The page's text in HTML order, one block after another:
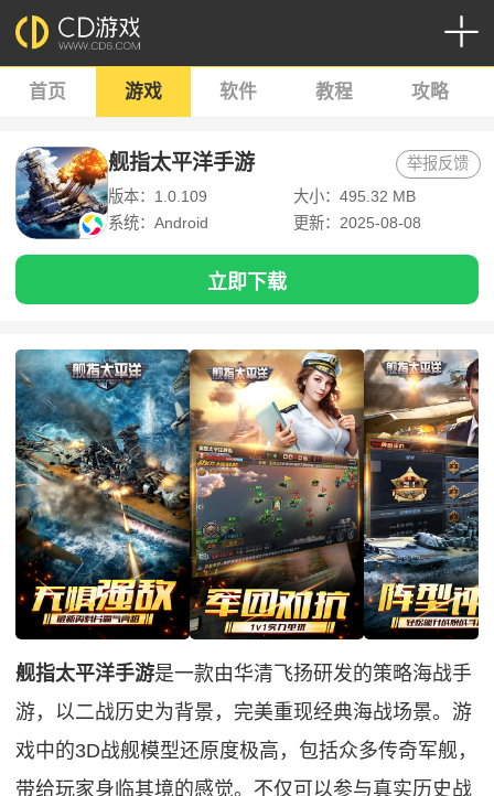
首页 游戏 软件 教程 攻略
舰指太平洋手游
版本：1.0.109
大小：495.32 MB
系统：Android
更新：2025-08-08
举报反馈
立即下载
舰指太平洋手游是一款由华清飞扬研发的策略海战手
游，以二战历史为背景，完美重现经典海战场景。游
戏中的3D战舰模型还原度极高，包括众多传奇军舰，
带给玩家身临其境的感觉。不仅可以参与真实历史战